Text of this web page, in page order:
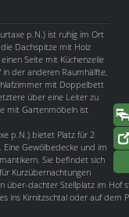
p.N.) ist ruhig im Ort
Dachspitze mit Holz
Seite mit Küchenzeile
in der anderen Raumhälfte,
mit Doppelbett
über eine Leiter zu
mit Gartenmöbeln ist
p.N.) bietet Platz für 2
Gewölbedecke und im
Sie befindet sich
Kurzübernachtungen
über-dachter Stellplatz im Hof
ins Kirnitzschtal oder auf dem